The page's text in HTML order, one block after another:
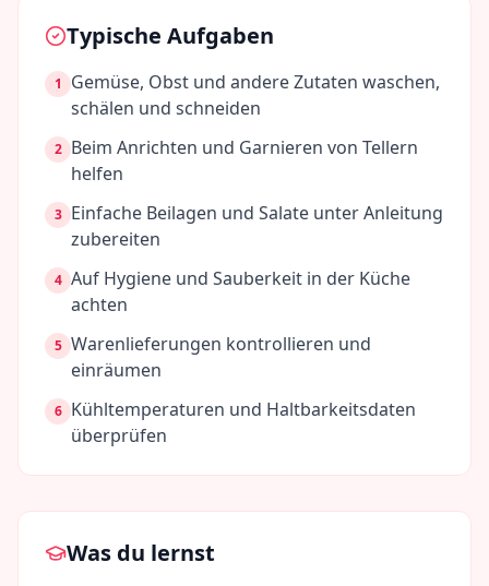
Typische Aufgaben
1
Gemüse, Obst und andere Zutaten waschen,
schälen und schneiden
2 Beim Anrichten und Garnieren von Tellern
helfen
3 Einfache Beilagen und Salate unter Anleitung
zubereiten
4 Auf Hygiene und Sauberkeit in der Küche
achten
5 Warenlieferungen kontrollieren und
einräumen
6 Kühltemperaturen und Haltbarkeitsdaten
überprüfen
Was du lernst